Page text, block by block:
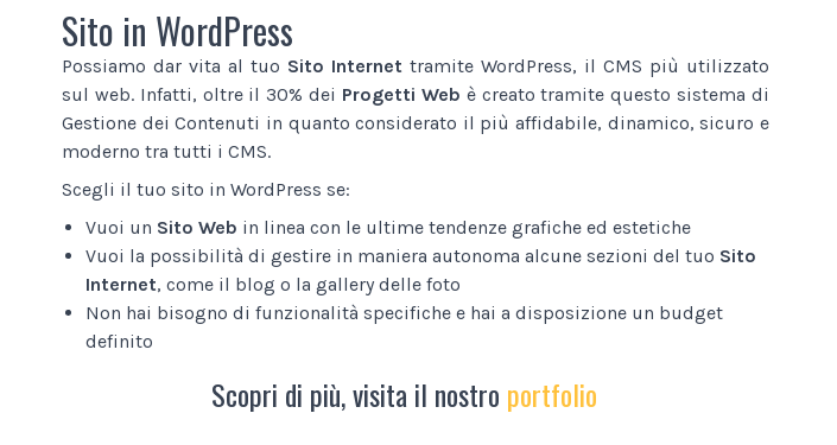
Sito in WordPress
Possiamo dar vita al tuo Sito Internet tramite WordPress, il CMS più utilizzato
sul web. Infatti, oltre il 30% dei Progetti Web è creato tramite questo sistema di
Gestione dei Contenuti in quanto considerato il più affidabile, dinamico, sicuro e
moderno tra tutti i CMS.
Scegli il tuo sito in WordPress se:
Vuoi un Sito Web in linea con le ultime tendenze grafiche ed estetiche
Vuoi la possibilità di gestire in maniera autonoma alcune sezioni del tuo Sito
Internet, come il blog o la gallery delle foto
Non hai bisogno di funzionalità specifiche e hai a disposizione un budget
definito
Scopri di più, visita il nostro portfolio